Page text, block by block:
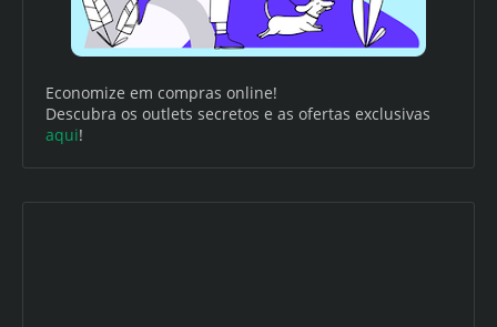
Economize em compras online!
Descubra os outlets secretos e as ofertas exclusivas
aqui!